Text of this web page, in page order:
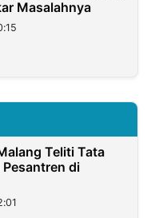
Masalahnya
Teliti Tata
Pesantren di